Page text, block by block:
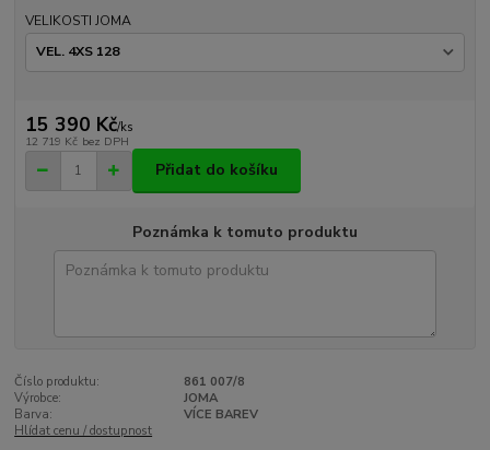
VELIKOSTI JOMA
15 390 Kč/ks
12 719 Kč bez DPH
Přidat do košíku
Poznámka k tomuto produktu
Číslo produktu:
861 007/8
Výrobce:
JOMA
Barva:
VÍCE BAREV
Hlídat cenu / dostupnost